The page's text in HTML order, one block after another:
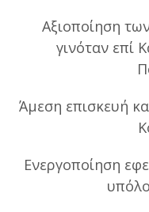
Αξιοποίηση
γινόταν επί
Άμεση επισκευή
Ενεργοποίηση